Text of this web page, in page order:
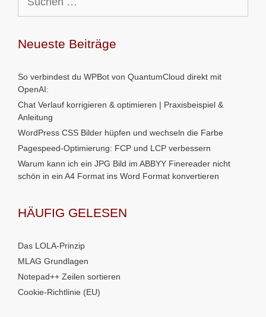
nach:
Neueste Beiträge
So verbindest du WPBot von QuantumCloud direkt mit
OpenAI:
Chat Verlauf korrigieren & optimieren | Praxisbeispiel &
Anleitung
WordPress CSS Bilder hüpfen und wechseln die Farbe
Pagespeed-Optimierung: FCP und LCP verbessern
Warum kann ich ein JPG Bild im ABBYY Finereader nicht
schön in ein A4 Format ins Word Format konvertieren
HÄUFIG GELESEN
Das LOLA-Prinzip
MLAG Grundlagen
Notepad++ Zeilen sortieren
Cookie-Richtlinie (EU)